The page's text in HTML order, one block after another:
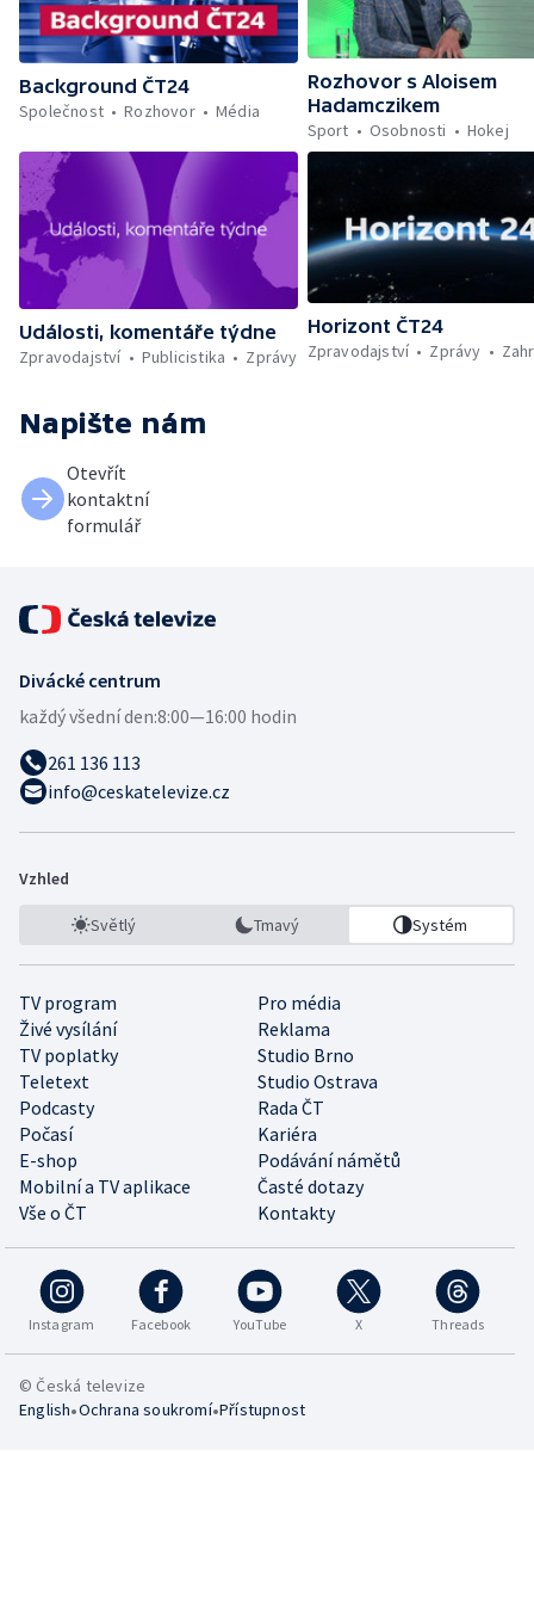
Background ČT24
Společnost
Rozhovor Média
Rozhovor s Aloisem
Hadamczikem
Sport
Osobnosti Hokej
Události, komentáře týdne
Zpravodajství
Publicistika Zprávy
Horizont ČT24
Zpravodajství
Zprávy
Napište nám
Otevřít
kontaktní
formulář
Divácké centrum
každý všední den:8:00—16:00 hodin
261 136 113
info@ceskatelevize.cz
Vzhled
Světlý Tmavý Systém
TV program
Pro média
Živé vysílání
Reklama
TV poplatky
Studio Brno
Teletext
Studio Ostrava
Podcasty
Rada ČT
Počasí
Kariéra
E-shop
Podávání námětů
Mobilní a TV aplikace
Časté dotazy
Vše o ČT
Kontakty
Instagram Facebook YouTube X Threads
© Česká televize
English•Ochrana soukromí•Přístupnost